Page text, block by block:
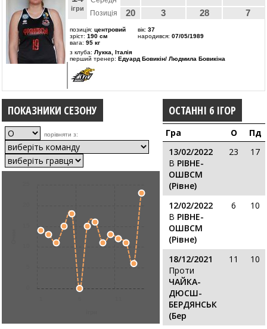
ігри
Позиція 20 3 28 7
позиція: центровий
зріст: 190 см
вага: 95 кг
вік: 37
народився: 07/05/1989
з клуба: Лукка, Італія
перший тренер: Едуард Бовикін/ Людмила Бовикіна
ПОКАЗНИКИ СЕЗОНУ
порівняти з:
ОСТАННІ 6 ІГОР
Гра О
Пд
13/02/2022
В РІВНЕ-
ОШВСМ
(Рівне)
23 17
12/02/2022
В РІВНЕ-
ОШВСМ
(Рівне)
6 10
18/12/2021
Проти
ЧАЙКА-
ДЮСШ-
БЕРДЯНСЬК
(Бер
11 10